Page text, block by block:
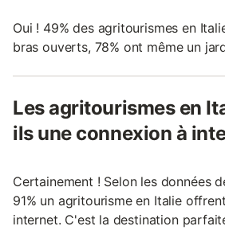
Oui ! 49% des agritourismes en
bras ouverts, 78% ont même un
Les agritourismes en
ils une connexion à
Certainement ! Selon les données
91% un agritourisme en Italie
internet. C'est la destination